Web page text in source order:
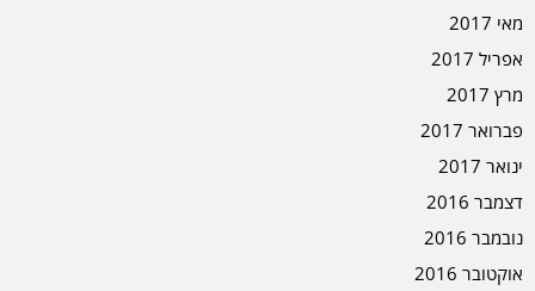
מאי 2017
אפריל 2017
מרץ 2017
פברואר 2017
ינואר 2017
דצמבר 2016
נובמבר 2016
אוקטובר 2016